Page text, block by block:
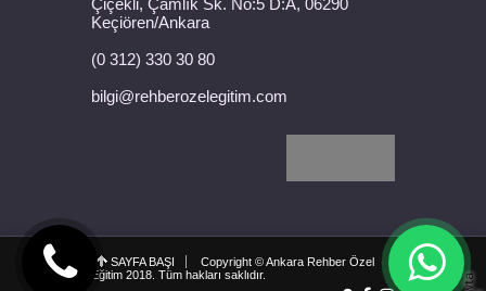
Keçiören/Ankara
(0 312) 330 30 80
bilgi@rehberozelegitim.com
SAYFA BAŞI Copyright © Ankara Rehber Özel
Eğitim 2018. Tüm hakları saklıdır.